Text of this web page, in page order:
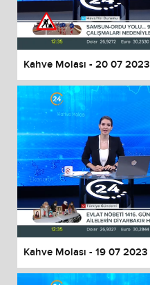
End of dialog window.
Kahve Molası - 20 07 2023
Kahve Molası - 19 07 2023